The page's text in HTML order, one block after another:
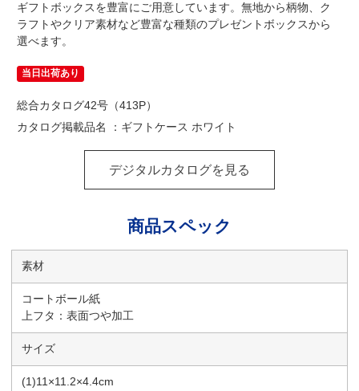
ギフトボックスを豊富にご用意しています。無地から柄物、ク
ラフトやクリア素材など豊富な種類のプレゼントボックスから
選べます。
当日出荷あり
総合カタログ42号（413P）
カタログ掲載品名 ：ギフトケース ホワイト
デジタルカタログを見る
商品スペック
素材
コートボール紙
上フタ：表面つや加工
サイズ
(1)11×11.2×4.4cm